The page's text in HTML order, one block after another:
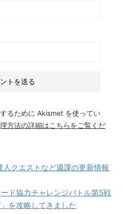
るために Akismet を使ってい
方法の詳細はこちらをご覧くだ
人クエストなど週課の更新情報
ド協力チャレンジバトル第5戦
を攻略してきました